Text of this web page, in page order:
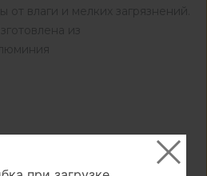
влаги и мелких загрязнений.
из